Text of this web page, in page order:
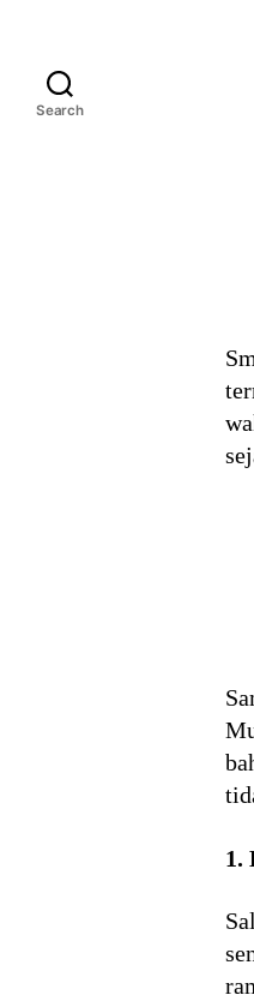
Search
1.